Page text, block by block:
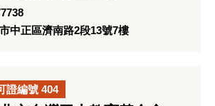
中正區濟南路2段13號7樓
證編號 404